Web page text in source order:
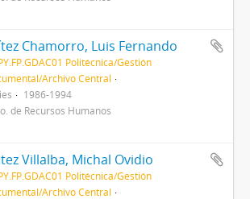
Chamorro, Luis Fernando
Politécnica/Gestión
Archivo Central
1986-1994
de Recursos Humanos
Villalba, Michal Ovidio
Politécnica/Gestión
Archivo Central